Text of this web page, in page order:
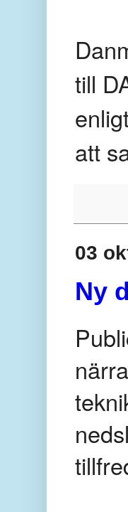
till
att
03
Ny